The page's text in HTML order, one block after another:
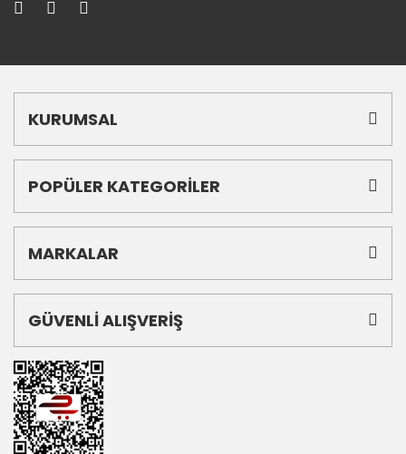
KURUMSAL
POPÜLER KATEGORİLER
MARKALAR
GÜVENLİ ALIŞVERİŞ